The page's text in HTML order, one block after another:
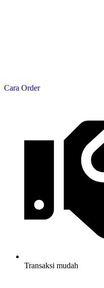
Cara Order
Transaksi mudah